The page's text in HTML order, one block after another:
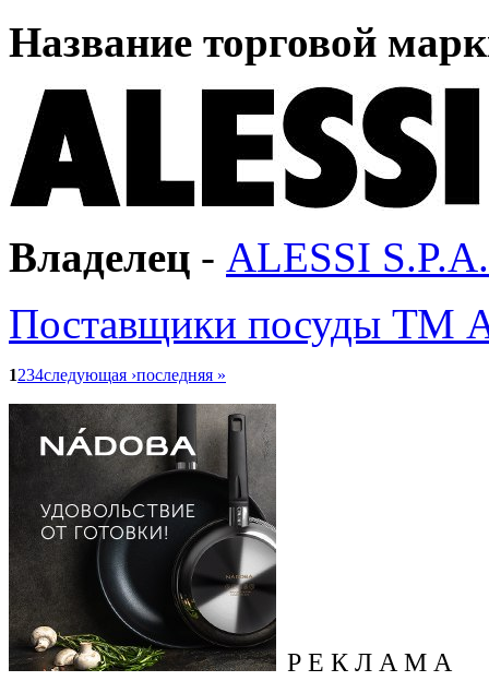
Название торговой
Владелец - ALESSI S.P.A.
Поставщики посуды ТМ
1234следующая ›последняя »
Р Е К Л А М А